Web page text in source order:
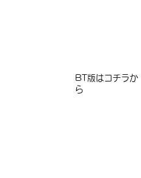
​​​BT版はコチラか
ら